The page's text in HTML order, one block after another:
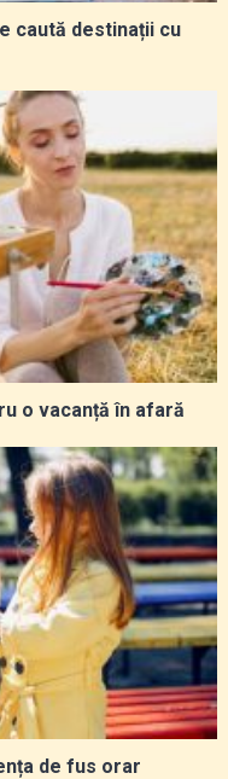
caută destinații cu
o vacanță în afară
de fus orar